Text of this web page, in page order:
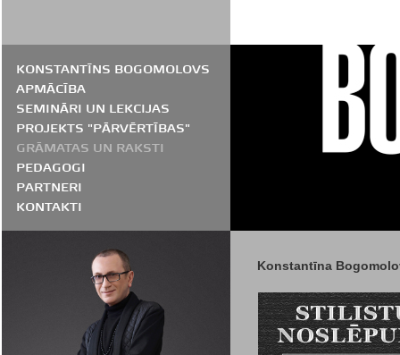
KONSTANTĪNS BOGOMOLOVS
APMĀCĪBA
SEMINĀRI UN LEKCIJAS
PROJEKTS "PĀRVĒRTĪBAS"
GRĀMATAS UN RAKSTI
PEDAGOGI
PARTNERI
KONTAKTI
Konstantīna